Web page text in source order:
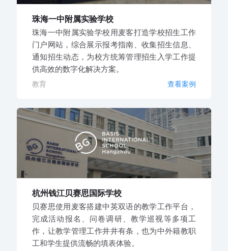
珠海一中附属实验学校
珠海一中附属实验学校用麦客打造学校招生工作
门户网站，综合展示报考指南、收集招生信息、
通知招生动态，为校方统筹管理招生入学工作提
供高效的数字化解决方案。
教育 查看案例
杭州钱江贝赛思国际学校
贝赛思使用麦客搭建中英双语的教学工作平台，
完成活动报名、问卷调研、教学巡视等多项工
作，让教学管理工作井井有条，也为中外籍教职
工和学生提供流畅的填表体验。